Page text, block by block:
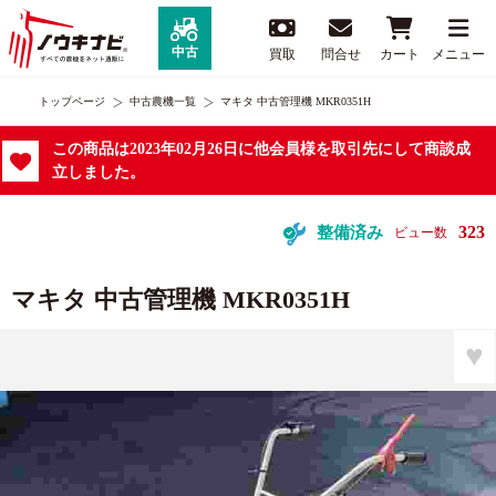
中古 買取 問合せ カート メニュー
トップページ 中古農機一覧 マキタ 中古管理機 MKR0351H
この商品は2023年02月26日に他会員様を取引先にして商談成
立しました。
整備済み ビュー数 323
マキタ 中古管理機 MKR0351H
♥